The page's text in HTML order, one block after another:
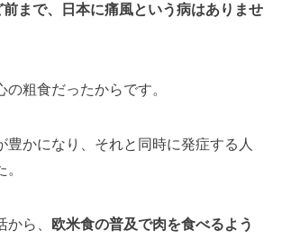
まで、日本に痛風という病はありませ
粗食だったからです。
豊かになり、それと同時に発症する人
ら、 欧米食の普及で肉を食べるよう